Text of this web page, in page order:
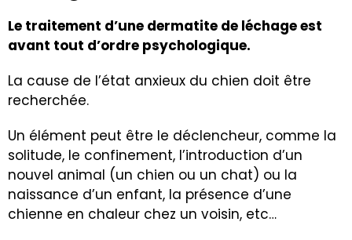
Le traitement d’une dermatite de léchage est
avant tout d’ordre psychologique.
La cause de l’état anxieux du chien doit être
recherchée.
Un élément peut être le déclencheur, comme la
solitude, le confinement, l’introduction d’un
nouvel animal (un chien ou un chat) ou la
naissance d’un enfant, la présence d’une
chienne en chaleur chez un voisin, etc…